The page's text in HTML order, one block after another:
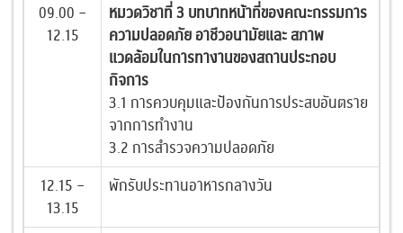
09.00 –
12.15
หมวดวิชาที่ 3 บทบาทหน้าที่ของคณะกรรมการ
ความปลอดภัย อาชีวอนามัยและ สภาพ
แวดล้อมในการทางานของสถานประกอบ
กิจการ
3.1 การควบคุมและป้องกันการประสบอันตราย
จากการทำงาน
3.2 การสำรวจความปลอดภัย
12.15 –
13.15
พักรับประทานอาหารกลางวัน